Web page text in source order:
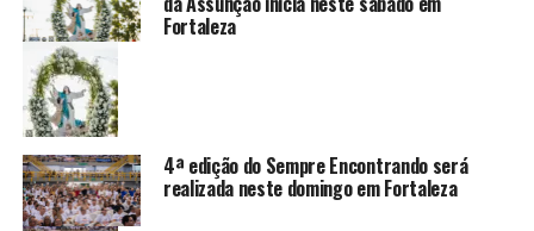
Fortaleza
4ª edição do Sempre Encontrando será
realizada neste domingo em Fortaleza